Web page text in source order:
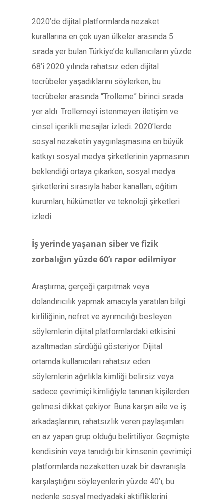
2020’de dijital platformlarda nezaket
kurallarına en çok uyan ülkeler arasında 5.
sırada yer bulan Türkiye’de kullanıcıların yüzde
68’i 2020 yılında rahatsız eden dijital
tecrübeler yaşadıklarını söylerken, bu
tecrübeler arasında “Trolleme” birinci sırada
yer aldı. Trollemeyi istenmeyen iletişim ve
cinsel içerikli mesajlar izledi. 2020’lerde
sosyal nezaketin yaygınlaşmasına en büyük
katkıyı sosyal medya şirketlerinin yapmasının
beklendiği ortaya çıkarken, sosyal medya
şirketlerini sırasıyla haber kanalları, eğitim
kurumları, hükümetler ve teknoloji şirketleri
izledi.
İş yerinde yaşanan siber ve fizik
zorbalığın yüzde 60’ı rapor edilmiyor
Araştırma; gerçeği çarpıtmak veya
dolandırıcılık yapmak amacıyla yaratılan bilgi
kirliliğinin, nefret ve ayrımcılığı besleyen
söylemlerin dijital platformlardaki etkisini
azaltmadan sürdüğü gösteriyor. Dijital
ortamda kullanıcıları rahatsız eden
söylemlerin ağırlıkla kimliği belirsiz veya
sadece çevrimiçi kimliğiyle tanınan kişilerden
gelmesi dikkat çekiyor. Buna karşın aile ve iş
arkadaşlarının, rahatsızlık veren paylaşımları
en az yapan grup olduğu belirtiliyor. Geçmişte
kendisinin veya tanıdığı bir kimsenin çevrimiçi
platformlarda nezaketten uzak bir davranışla
karşılaştığını söyleyenlerin yüzde 40’ı, bu
nedenle sosyal medyadaki aktifliklerini